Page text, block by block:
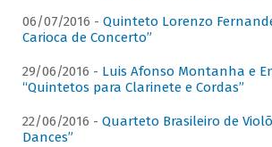
06/07/2016 - Quinteto Lorenzo
Carioca de Concerto”
29/06/2016 - Luis Afonso Montanha e
“Quintetos para Clarinete e Cordas”
22/06/2016 - Quarteto Brasileiro de
Dances”